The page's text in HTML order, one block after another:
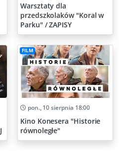
Warsztaty dla
przedszkolaków "Koral w
Parku" / ZAPISY
FILM
pon., 10 sierpnia 18:00
Kino Konesera "Historie
równoległe"